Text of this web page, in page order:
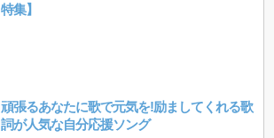
特集】
頑張るあなたに歌で元気を!励ましてくれる歌
詞が人気な自分応援ソング